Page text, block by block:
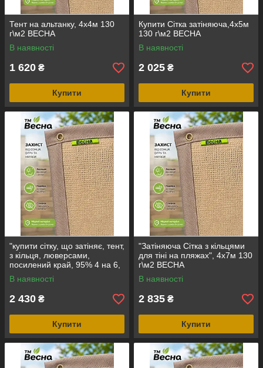
Тент на альтанку, 4х4м 130
г\м2 ВЕСНА
В наявності
1 620 ₴
Купити
Купити Сітка затіняюча,4х5м
130 г\м2 ВЕСНА
В наявності
2 025 ₴
Купити
"купити сітку, що затіняє, тент,
з кільця, люверсами,
посилений край, 95% 4 на 6,
на альтанку, з кріпленням"
В наявності
2 430 ₴
Купити
"Затіняюча Сітка з кільцями
для тіні на пляжах", 4х7м 130
г\м2 ВЕСНА
В наявності
2 835 ₴
Купити